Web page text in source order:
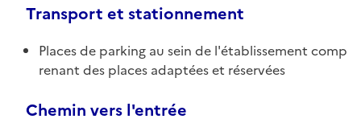
Transport et stationnement
Places de parking au sein de l'établissement comp
renant des places adaptées et réservées
Chemin vers l'entrée